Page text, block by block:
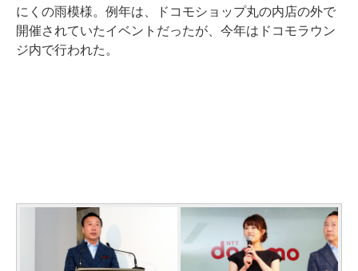
にくの雨模様。例年は、ドコモショップ丸の内店の外で
開催されていたイベントだったが、今年はドコモラウン
ジ内で行われた。